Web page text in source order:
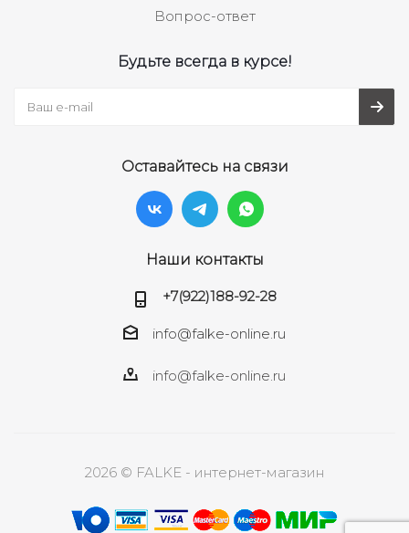
Вопрос-ответ
Будьте всегда в курсе!
Оставайтесь на связи
Наши контакты
+7(922)188-92-28
info@falke-online.ru
info@falke-online.ru
2026 © FALKE - интернет-магазин